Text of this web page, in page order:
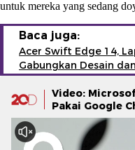
untuk mereka yang sedang
Baca juga:
Acer Swift Edge 14,
Gabungkan Desain
Video:
Pakai Google